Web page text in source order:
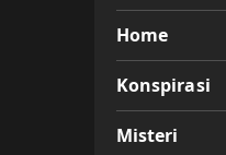
Home
Konspirasi
Misteri